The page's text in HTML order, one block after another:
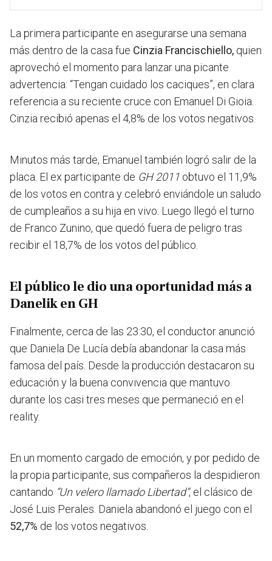
La primera participante en asegurarse una semana
más dentro de la casa fue Cinzia Francischiello, quien
aprovechó el momento para lanzar una picante
advertencia: “Tengan cuidado los caciques”, en clara
referencia a su reciente cruce con Emanuel Di Gioia.
Cinzia recibió apenas el 4,8% de los votos negativos.
Minutos más tarde, Emanuel también logró salir de la
placa. El ex participante de GH 2011 obtuvo el 11,9%
de los votos en contra y celebró enviándole un saludo
de cumpleaños a su hija en vivo. Luego llegó el turno
de Franco Zunino, que quedó fuera de peligro tras
recibir el 18,7% de los votos del público.
El público le dio una oportunidad más a
Danelik en GH
Finalmente, cerca de las 23:30, el conductor anunció
que Daniela De Lucía debía abandonar la casa más
famosa del país. Desde la producción destacaron su
educación y la buena convivencia que mantuvo
durante los casi tres meses que permaneció en el
reality.
En un momento cargado de emoción, y por pedido de
la propia participante, sus compañeros la despidieron
cantando “Un velero llamado Libertad”, el clásico de
José Luis Perales. Daniela abandonó el juego con el
52,7% de los votos negativos.